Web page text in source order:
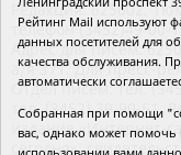
Редакция: 625002,
телефон (3452)49-00-
Адрес для писем:
а/я 371. Для пресс-
Отдел писем: тел.
тел. (3452) 39-90-51.
издание «Интернет-
сегодня»,
Рейтинг Mail используют
данных посетителей для
качества обслуживания.
автоматически
Собранная при помощи
вас, однако может